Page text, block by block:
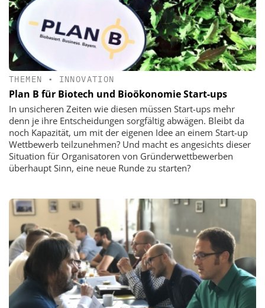
THEMEN • INNOVATION
Plan B für Biotech und Bioökonomie Start-ups
In unsicheren Zeiten wie diesen müssen Start-ups mehr
denn je ihre Entscheidungen sorgfältig abwägen. Bleibt da
noch Kapazität, um mit der eigenen Idee an einem Start-up
Wettbewerb teilzunehmen? Und macht es angesichts dieser
Situation für Organisatoren von Gründerwettbewerben
überhaupt Sinn, eine neue Runde zu starten?